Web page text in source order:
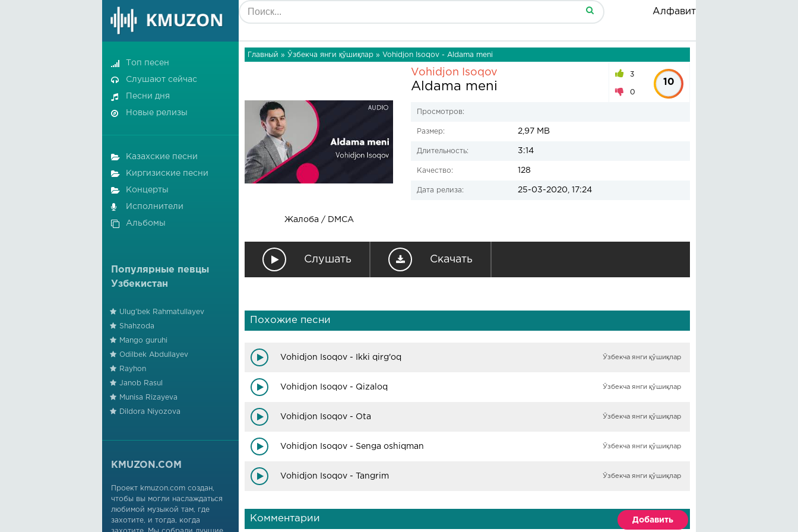
Алфавит
Главный » Ўзбекча янги қўшиқлар » Vohidjon Isoqov - Aldama meni
Жалоба / DMCA
Vohidjon Isoqov
Aldama meni
3
0
10
Просмотров:
Размер: 2,97 MB
Длительность: 3:14
Качество: 128
Дата релиза: 25-03-2020, 17:24
Слушать Скачать
Похожие песни
Vohidjon Isoqov - Ikki qirg'oq Ўзбекча янги қўшиқлар
Vohidjon Isoqov - Qizaloq Ўзбекча янги қўшиқлар
Vohidjon Isoqov - Ota Ўзбекча янги қўшиқлар
Vohidjon Isoqov - Senga oshiqman Ўзбекча янги қўшиқлар
Vohidjon Isoqov - Tangrim Ўзбекча янги қўшиқлар
Комментарии Добавить
Топ песен
Слушают сейчас
Песни дня
Новые релизы
Казахские песни
Киргизиские песни
Концерты
Исполнители
Альбомы
Популярные певцы
Узбекистан
Ulug'bek Rahmatullayev
Shahzoda
Mango guruhi
Odilbek Abdullayev
Rayhon
Janob Rasul
Munisa Rizayeva
Dildora Niyozova
KMUZON.COM
Проект kmuzon.com создан,
чтобы вы могли наслаждаться
любимой музыкой там, где
захотите, и тогда, когда